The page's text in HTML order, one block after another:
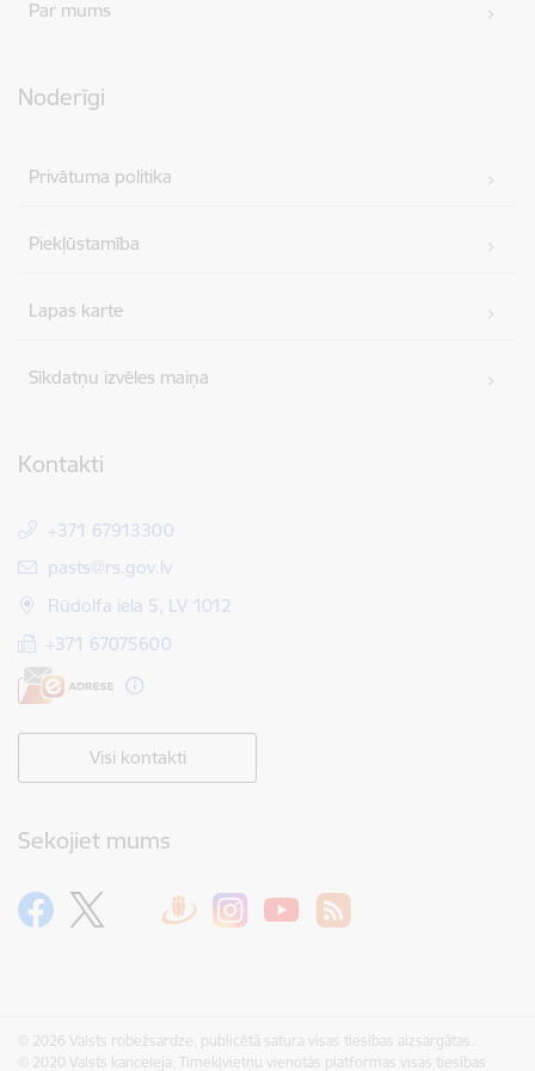
Par mums
Noderīgi
Privātuma politika
Piekļūstamība
Lapas karte
Sīkdatņu izvēles maiņa
Kontakti
+371 67913300
E-pasts:
pasts@rs.gov.lv
Rūdolfa iela 5, LV 1012
+371 67075600
Visi kontakti
Sekojiet mums
© 2026 Valsts robežsardze, publicētā satura visas tiesības aizsargātas.
© 2020 Valsts kanceleja, Tīmekļvietņu vienotās platformas visas tiesības